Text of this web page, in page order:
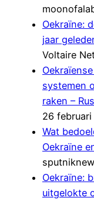
Oekraïne:
jaar
Voltaire
systemen
raken –
26
Wat
Oekraïne
Oekraïne:
uitgelokte